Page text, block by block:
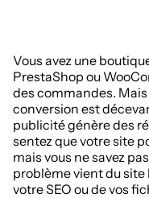
Vous avez une
PrestaShop ou
des commandes.
conversion est
publicité génère des
sentez que votre site
mais vous ne savez
problème vient du
votre SEO ou de vos